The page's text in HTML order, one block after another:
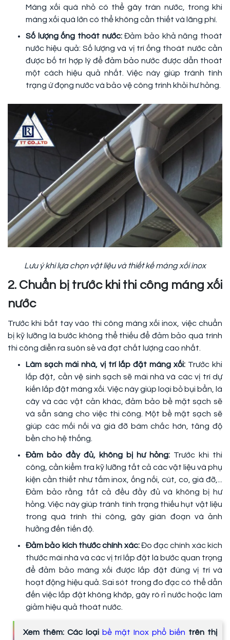
Máng xối quá nhỏ có thể gây tràn nước, trong khi
máng xối quá lớn có thể không cần thiết và lãng phí.
Số lượng ống thoát nước:Đảm bảo khả năng thoát
nước hiệu quả: Số lượng và vị trí ống thoát nước cần
được bố trí hợp lý để đảm bảo nước được dẫn thoát
một cách hiệu quả nhất. Việc này giúp tránh tình
trạng ứ đọng nước và bảo vệ công trình khỏi hư hỏng.
Lưu ý khi lựa chọn vật liệu và thiết kế máng xối inox
2. Chuẩn bị trước khi thi công máng xối
nước
Trước khi bắt tay vào thi công máng xối inox, việc chuẩn
bị kỹ lưỡng là bước không thể thiếu để đảm bảo quá trình
thi công diễn ra suôn sẻ và đạt chất lượng cao nhất.
Làm sạch mái nhà, vị trí lắp đặt máng xối: Trước khi
lắp đặt, cần vệ sinh sạch sẽ mái nhà và các vị trí dự
kiến lắp đặt máng xối. Việc này giúp loại bỏ bụi bẩn, lá
cây và các vật cản khác, đảm bảo bề mặt sạch sẽ
và sẵn sàng cho việc thi công. Một bề mặt sạch sẽ
giúp các mối nối và giá đỡ bám chắc hơn, tăng độ
bền cho hệ thống.
Đảm bảo đầy đủ, không bị hư hỏng: Trước khi thi
công, cần kiểm tra kỹ lưỡng tất cả các vật liệu và phụ
kiện cần thiết như tấm inox, ống nối, cút, co, giá đỡ,...
Đảm bảo rằng tất cả đều đầy đủ và không bị hư
hỏng. Việc này giúp tránh tình trạng thiếu hụt vật liệu
trong quá trình thi công, gây gián đoạn và ảnh
hưởng đến tiến độ.
Đảm bảo kích thước chính xác:Đo đạc chính xác kích
thước mái nhà và các vị trí lắp đặt là bước quan trọng
để đảm bảo máng xối được lắp đặt đúng vị trí và
hoạt động hiệu quả. Sai sót trong đo đạc có thể dẫn
đến việc lắp đặt không khớp, gây rò rỉ nước hoặc làm
giảm hiệu quả thoát nước.
Xem thêm: Các loại bề mặt Inox phổ biến trên thị